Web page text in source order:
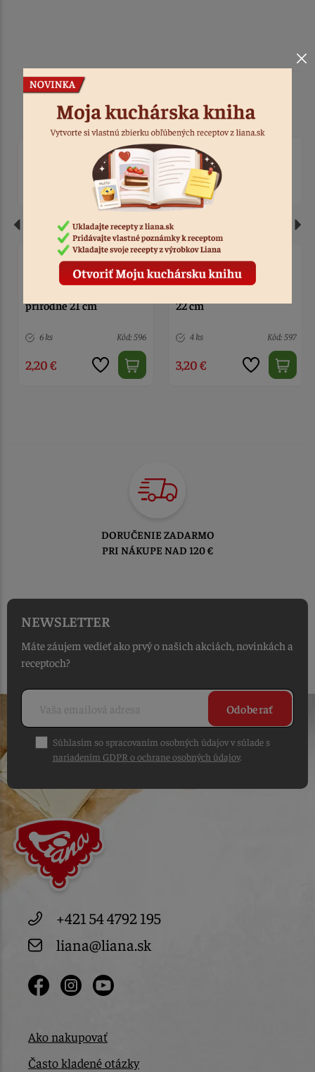
Podobné produkty
22 cm
4 ks Kód: 597
3,20 €
bábovky
6 ks Kód: 1158
4,50 €
TOVAR ODOSIELAME
DO 1-2 PRACOVNÝCH DNÍ
NEWSLETTER
Máte záujem vedieť ako prvý o našich akciách, novinkách a
receptoch?
Odoberať
Súhlasím so spracovaním osobných údajov v súlade s
nariadením GDPR o ochrane osobných údajov.
+421 54 4792 195
liana@liana.sk
Ako nakupovať
Často kladené otázky